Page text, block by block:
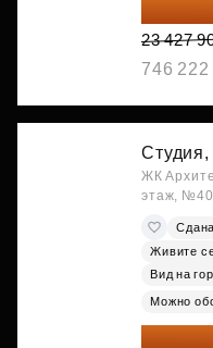
20 147
23 427
746 222
Студия,
ЖК
этаж,
Сдана
Живите
Вид на
Можно
20 290